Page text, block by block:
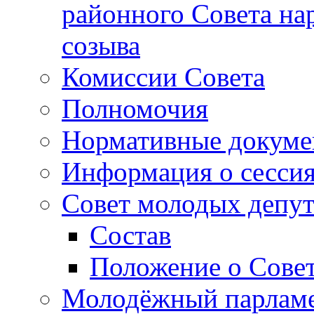
районного Совета
созыва
Комиссии Совета
Полномочия
Нормативные
Информация о
Совет молодых
Состав
Положение о
Молодёжный